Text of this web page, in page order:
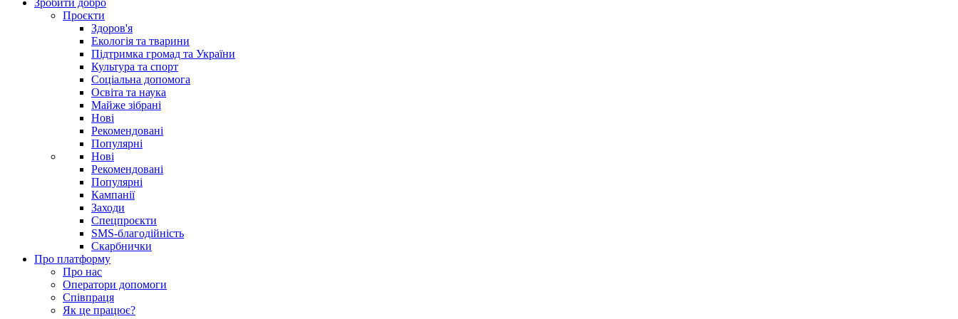
Зробити добро
Проєкти
Здоров'я
Екологія та тварини
Підтримка громад та України
Культура та спорт
Соціальна допомога
Освіта та наука
Майже зібрані
Нові
Рекомендовані
Популярні
Нові
Рекомендовані
Популярні
Кампанії
Заходи
Спецпроєкти
SMS-благодійність
Скарбнички
Про платформу
Про нас
Оператори допомоги
Співпраця
Як це працює?